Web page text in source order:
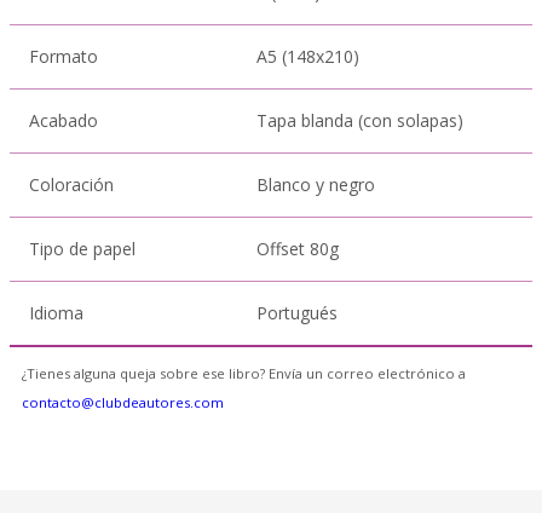
Formato A5 (148x210)
Acabado Tapa blanda (con solapas)
Coloración Blanco y negro
Tipo de papel Offset 80g
Idioma Portugués
¿Tienes alguna queja sobre ese libro? Envía un correo electrónico a
contacto@clubdeautores.com